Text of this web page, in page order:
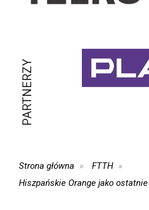
PARTNERZY
Strona główna
FTTH
Hiszpańskie Orange jako